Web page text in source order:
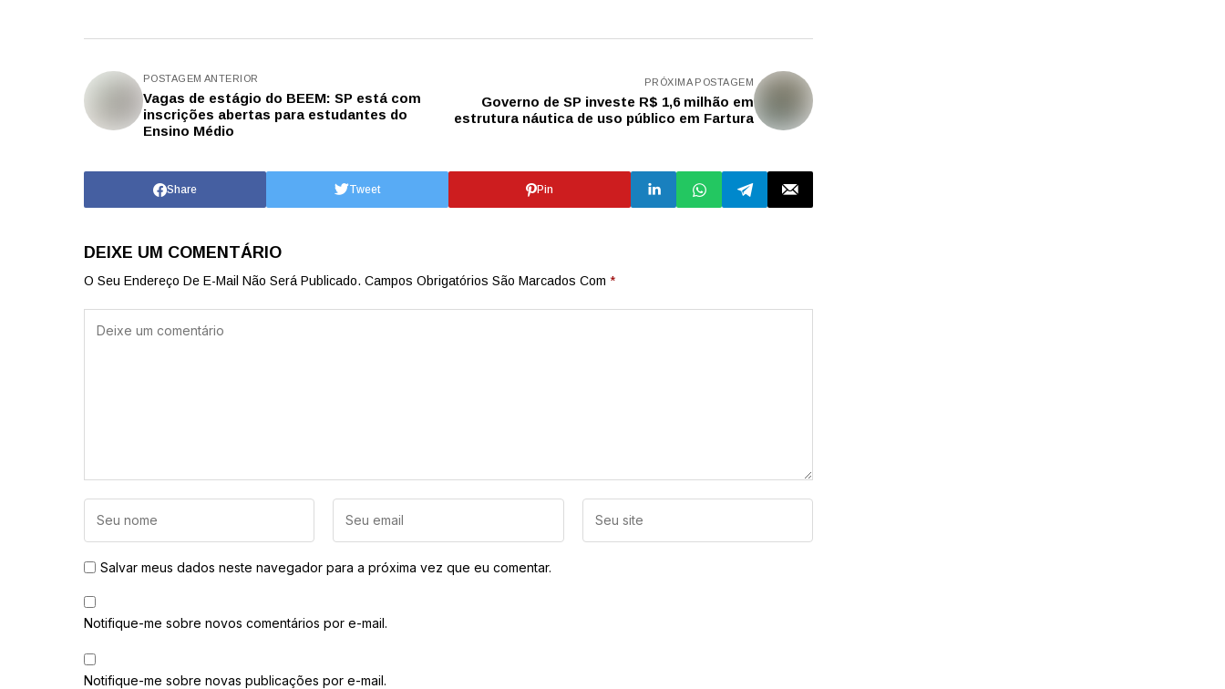
POSTAGEM ANTERIOR
Vagas de estágio do BEEM: SP está com
inscrições abertas para estudantes do
Ensino Médio
PRÓXIMA POSTAGEM
Governo de SP investe R$ 1,6 milhão em
estrutura náutica de uso público em Fartura
Share Tweet Pin
DEIXE UM COMENTÁRIO
O Seu Endereço De E-Mail Não Será Publicado. Campos Obrigatórios São Marcados Com *
Salvar meus dados neste navegador para a próxima vez que eu comentar.
Notifique-me sobre novos comentários por e-mail.
Notifique-me sobre novas publicações por e-mail.